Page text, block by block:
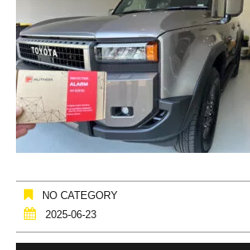
NO CATEGORY
2025-06-23